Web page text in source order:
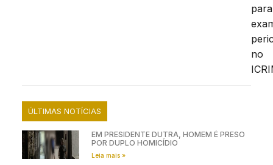
para
no
ÚLTIMAS NOTÍCIAS
EM PRESIDENTE DUTRA, HOMEM É PRESO
POR DUPLO HOMICÍDIO
Leia mais »